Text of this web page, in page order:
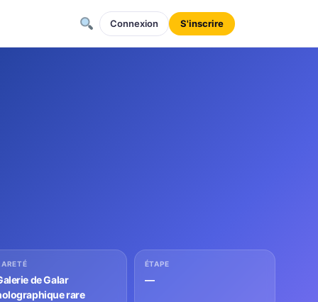
Connexion S'inscrire
de Galar
rare
ÉTAPE
—